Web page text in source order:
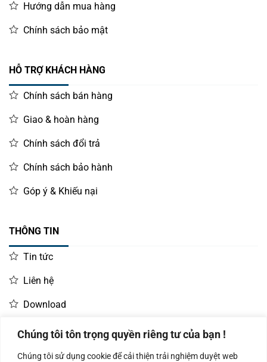
Chúng tôi tôn trọng quyền riêng tư của bạn !
Chúng tôi sử dụng cookie để cải thiện trải nghiệm duyệt web
Hướng dẫn mua hàng
Chính sách bảo mật
HỖ TRỢ KHÁCH HÀNG
Chính sách bán hàng
Giao & hoàn hàng
Chính sách đổi trả
Chính sách bảo hành
Góp ý & Khiếu nại
THÔNG TIN
Tin tức
Liên hệ
Download
LIÊN HỆ MUA HÀNG